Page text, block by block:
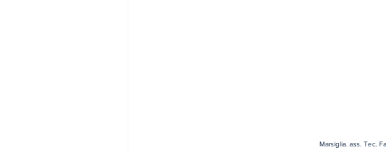
Marsiglia. ass. Tec.